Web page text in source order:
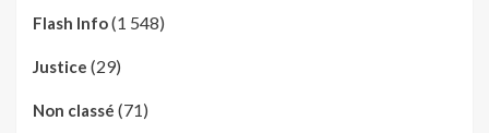
Flash Info(1 548)
Justice (29)
Non classé (71)